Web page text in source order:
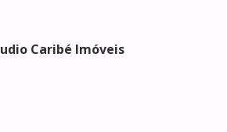
Caribé Imóveis